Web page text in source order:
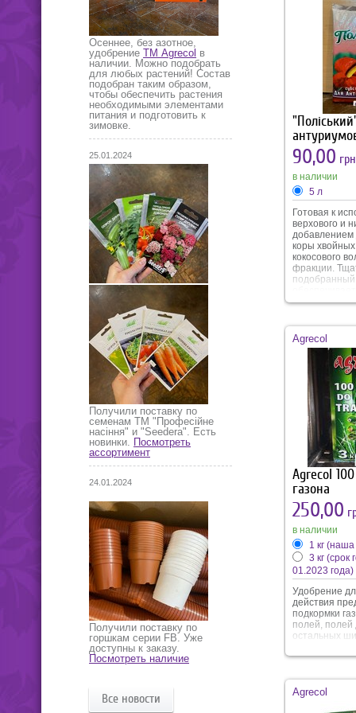
Осеннее, без азотное,
удобрение ТМ Agrecol в
наличии. Можно подобрать
для любых растений! Состав
подобран таким образом,
чтобы обеспечить растения
необходимыми элементами
питания и подготовить к
зимовке.
25.01.2024
Получили поставку по
семенам ТМ "Професійне
насіння" и "Seedera". Есть
новинки. Посмотреть
ассортимент
24.01.2024
Получили поставку по
горшкам серии FB. Уже
доступны к заказу.
Посмотреть наличие
Все новости
90,00
в наличии
5 л
Готовая к
верхового и
добавлением
коры
кокосового
фракции.
подобранный
водо- и
кокосового
стимулирует
также
повреждений
создает
защиты от
эффективно
развитие
цветению,
Agrecol
Agrecol
газона
250,00
в наличии
1 кг
3 кг (срок
01.2023 года)
Удобрение
действия
подкормки
полей, полей
остальных
местах.
постепенное
Agrecol